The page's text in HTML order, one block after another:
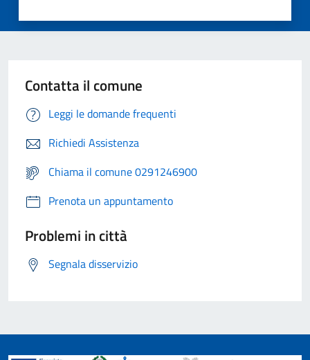
Contatta il comune
Leggi le domande frequenti
Richiedi Assistenza
Chiama il comune 0291246900
Prenota un appuntamento
Problemi in città
Segnala disservizio